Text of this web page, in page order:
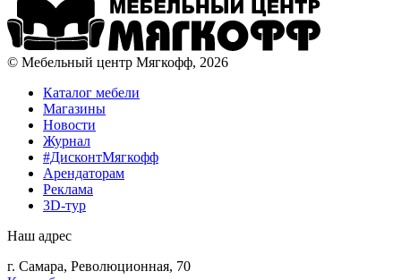
© Мебельный центр Мягкофф, 2026
Каталог мебели
Магазины
Новости
Журнал
#ДисконтМягкофф
Арендаторам
Реклама
3D-тур
Наш адрес
г. Самара, Революционная, 70